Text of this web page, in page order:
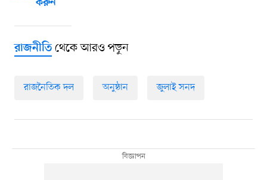
করুন
রাজনীতিথেকে আরও পড়ুন
রাজনৈতিক দল অনুষ্ঠান জুলাই সনদ